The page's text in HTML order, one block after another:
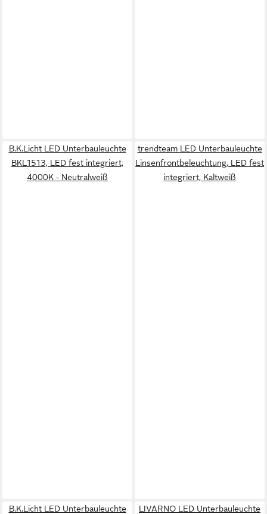
B.K.Licht LED Unterbauleuchte
BKL1513, LED fest integriert,
4000K - Neutralweiß
trendteam LED Unterbauleuchte
Linsenfrontbeleuchtung, LED fest
integriert, Kaltweiß
B.K.Licht LED Unterbauleuchte
LIVARNO LED Unterbauleuchte